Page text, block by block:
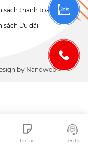
sách thanh toán
sách ưu đãi
by Nanoweb
Tin tức Liên hệ